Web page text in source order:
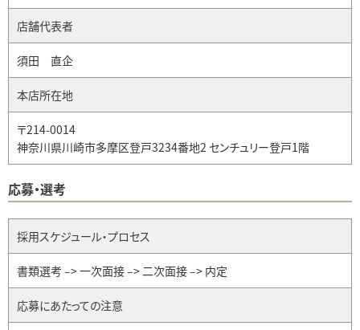
店舗代表者
須田 直企
本店所在地
〒214-0014
神奈川県川崎市多摩区登戸3234番地2 センチュリー登戸1階
応募・選考
採用スケジュール・プロセス
書類選考 –> 一次面接 –> 二次面接 –> 内定
応募にあたっての注意